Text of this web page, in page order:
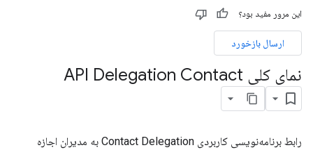
این مرور مفید بود؟
ارسال بازخورد
نمای کلی API Delegation Contact
رابط برنامه‌نویسی کاربردی Contact Delegation به مدیران اجازه